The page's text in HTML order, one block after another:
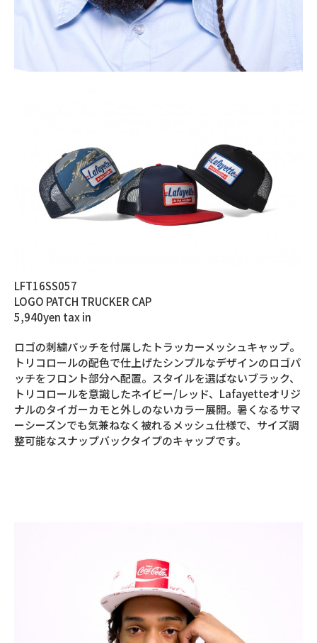
LFT16SS057
LOGO PATCH TRUCKER CAP
5,940yen tax in
ロゴの刺繍パッチを付属したトラッカーメッシュキャップ。
トリコロールの配色で仕上げたシンプルなデザインのロゴパ
ッチをフロント部分へ配置。スタイルを選ばないブラック、
トリコロールを意識したネイビー/レッド、Lafayetteオリジ
ナルのタイガーカモと外しのないカラー展開。暑くなるサマ
ーシーズンでも気兼ねなく被れるメッシュ仕様で、サイズ調
整可能なスナップバックタイプのキャップです。